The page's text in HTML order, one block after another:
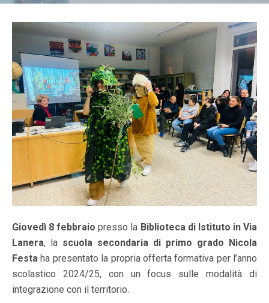
Giovedì 8 febbraio presso la Biblioteca di Istituto in Via
Lanera, la scuola secondaria di primo grado Nicola
Festa ha presentato la propria offerta formativa per l’anno
scolastico 2024/25, con un focus sulle modalità di
integrazione con il territorio.